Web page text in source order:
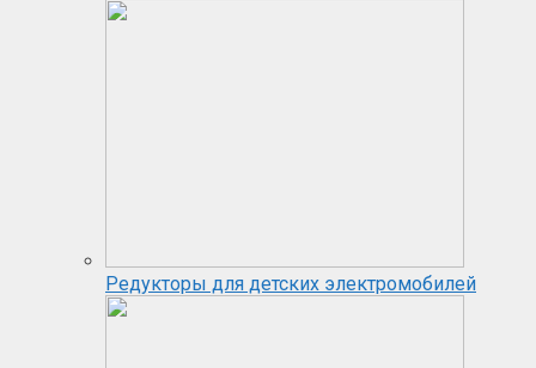
Редукторы для детских электромобилей